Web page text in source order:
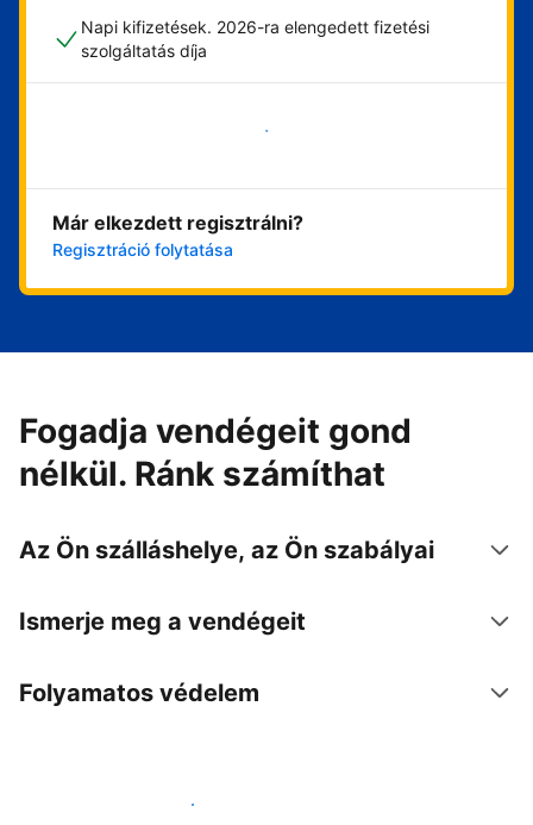
Napi kifizetések. 2026-ra elengedett fizetési
szolgáltatás díja
Vágjon bele most
Már elkezdett regisztrálni?
Regisztráció folytatása
Fogadja vendégeit gond
nélkül. Ránk számíthat
Az Ön szálláshelye, az Ön szabályai
Ismerje meg a vendégeit
Folyamatos védelem
Kínáljon szállást a segítségünkkel